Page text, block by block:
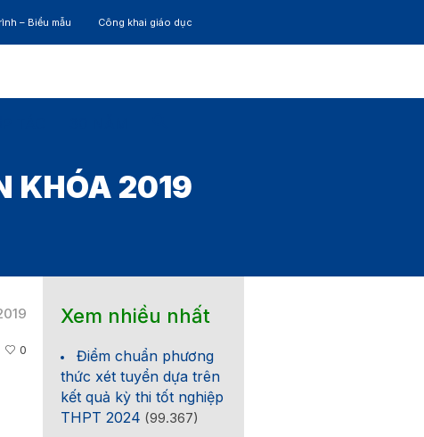
– Biểu mẫu Công khai giáo dục
KHÓA 2019
0
Xem nhiều nhất
Điểm chuẩn phương
thức xét tuyển dựa trên
kết quả kỳ thi tốt nghiệp
THPT 2024 (99.367)